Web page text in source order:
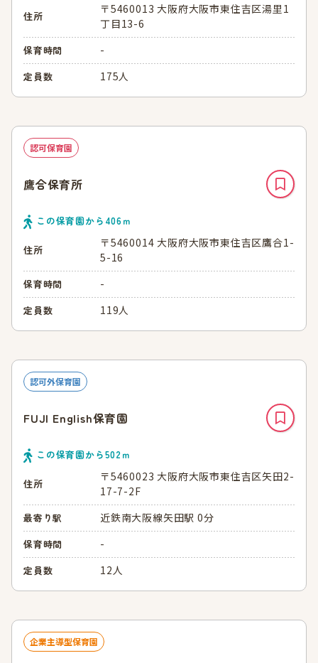
住所
〒5460013 大阪府大阪市東住吉区湯里1
丁目13-6
保育時間 -
定員数 175人
認可保育園
鷹合保育所
この保育園から 406ｍ
住所
〒5460014 大阪府大阪市東住吉区鷹合1-
5-16
保育時間 -
定員数 119人
認可外保育園
FUJI English保育園
この保育園から502ｍ
住所
〒5460023 大阪府大阪市東住吉区矢田2-
17-7-2F
最寄り駅 近鉄南大阪線矢田駅 0分
保育時間 -
定員数 12人
企業主導型保育園